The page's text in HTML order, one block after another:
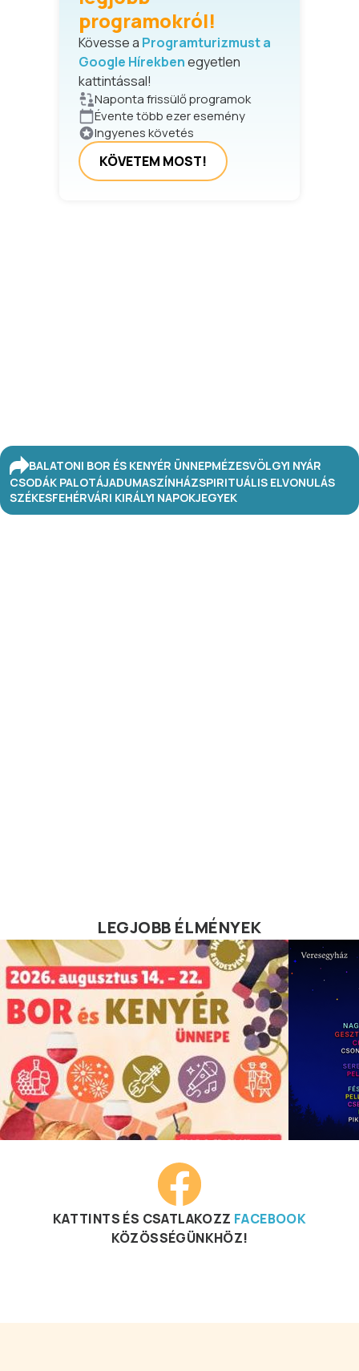
programokról!
Kövesse a Programturizmust a
Google Hírekbenegyetlen
kattintással!
Naponta frissülő programok
Évente több ezer esemény
Ingyenes követés
KÖVETEM MOST!
BALATONI BOR ÉS KENYÉR ÜNNEPMÉZESVÖLGYI NYÁR
CSODÁK PALOTÁJADUMASZÍNHÁZSPIRITUÁLIS ELVONULÁS
SZÉKESFEHÉRVÁRI KIRÁLYI NAPOKJEGYEK
LEGJOBB ÉLMÉNYEK
KATTINTS ÉS CSATLAKOZZ FACEBOOK
KÖZÖSSÉGÜNKHÖZ!